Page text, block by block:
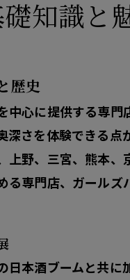
知識と
歴史
中心に提供する専
深さを体験できる
上野、三宮、熊本
専門店、ガールズ
日本酒ブームと共